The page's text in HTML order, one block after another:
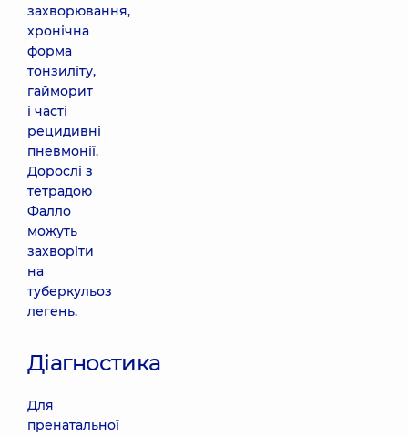
захворювання,
хронічна
форма
тонзиліту,
гайморит
і часті
рецидивні
пневмонії.
Дорослі з
тетрадою
Фалло
можуть
захворіти
на
туберкульоз
легень.
Діагностика
Для
пренатальної